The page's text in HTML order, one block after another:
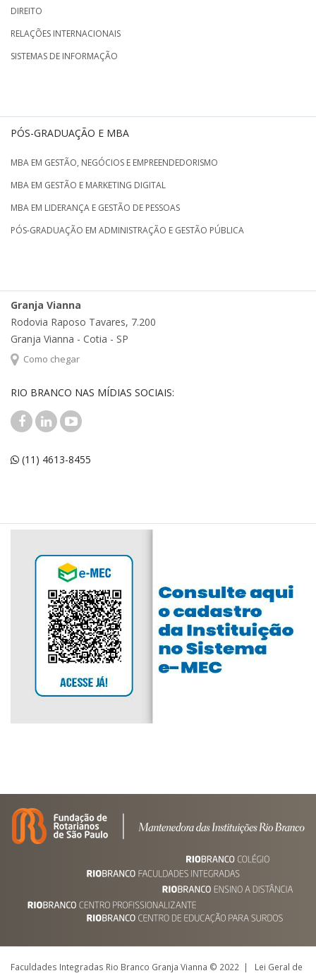
DIREITO
RELAÇÕES INTERNACIONAIS
SISTEMAS DE INFORMAÇÃO
PÓS-GRADUAÇÃO E MBA
MBA EM GESTÃO, NEGÓCIOS E EMPREENDEDORISMO
MBA EM GESTÃO E MARKETING DIGITAL
MBA EM LIDERANÇA E GESTÃO DE PESSOAS
PÓS-GRADUAÇÃO EM ADMINISTRAÇÃO E GESTÃO PÚBLICA
Granja Vianna
Rodovia Raposo Tavares, 7.200
Granja Vianna - Cotia - SP
Como chegar
RIO BRANCO NAS MÍDIAS SOCIAIS:
(11) 4613-8455
Faculdades Integradas Rio Branco Granja Vianna © 2022 | Lei Geral de